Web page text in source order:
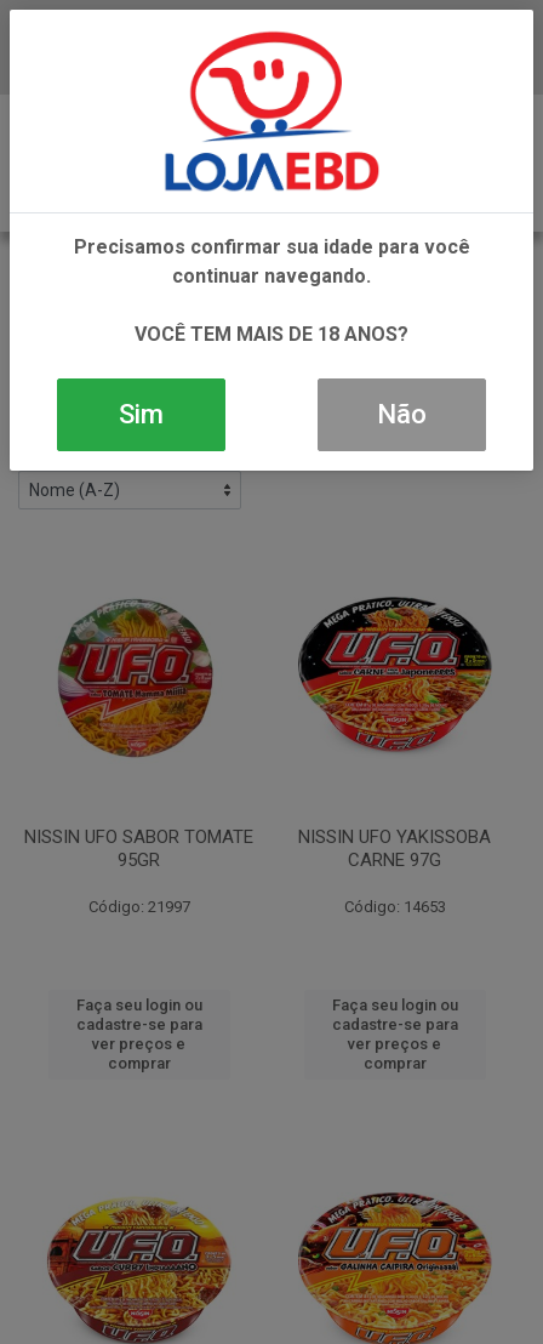
MACARRAO INSTANTANEO UFO
MACARRAO INSTANTANEO UFO
5 produtos ordenados por:
NISSIN UFO SABOR TOMATE
95GR
Código: 21997
Faça seu login ou
cadastre-se para
ver preços e
comprar
NISSIN UFO YAKISSOBA
CARNE 97G
Código: 14653
Faça seu login ou
cadastre-se para
ver preços e
comprar
Precisamos confirmar sua idade para você
continuar navegando.
VOCÊ TEM MAIS DE 18 ANOS?
Sim Não